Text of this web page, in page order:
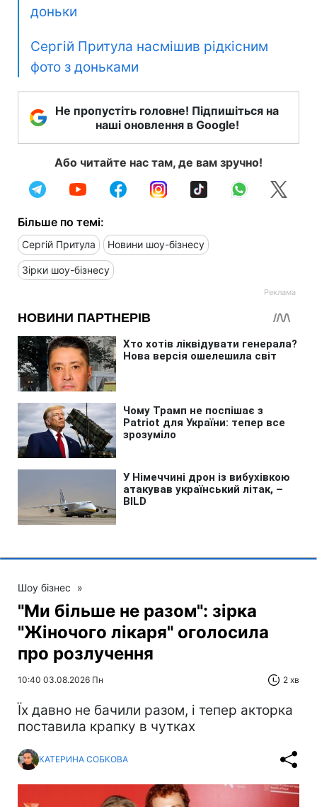
доньки
Сергій Притула насмішив рідкісним
фото з доньками
Не пропустіть головне! Підпишіться на
наші оновлення в Google!
Або читайте нас там, де вам зручно!
Більше по темі:
Сергій Притула Новини шоу-бізнесу
Зірки шоу-бізнесу
Шоу бізнес »
"Ми більше не разом": зірка
"Жіночого лікаря" оголосила
про розлучення
10:40 03.08.2026 Пн 2 хв
Їх давно не бачили разом, і тепер акторка
поставила крапку в чутках
КАТЕРИНА СОБКОВА